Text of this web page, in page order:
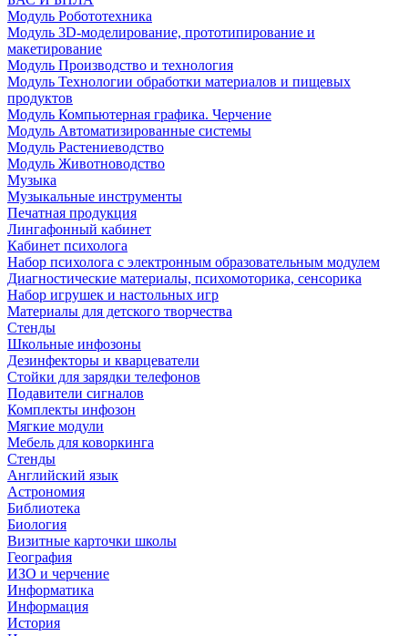
Модуль Робототехника
Модуль 3D-моделирование, прототипирование и
макетирование
Модуль Производство и технология
Модуль Технологии обработки материалов и пищевых
продуктов
Модуль Компьютерная графика. Черчение
Модуль Автоматизированные системы
Модуль Растениеводство
Модуль Животноводство
Музыка
Музыкальные инструменты
Печатная продукция
Лингафонный кабинет
Кабинет психолога
Набор психолога с электронным образовательным модулем
Диагностические материалы, психомоторика, сенсорика
Набор игрушек и настольных игр
Материалы для детского творчества
Стенды
Школьные инфозоны
Дезинфекторы и кварцеватели
Стойки для зарядки телефонов
Подавители сигналов
Комплекты инфозон
Мягкие модули
Мебель для коворкинга
Стенды
Английский язык
Астрономия
Библиотека
Биология
Визитные карточки школы
География
ИЗО и черчение
Информатика
Информация
История